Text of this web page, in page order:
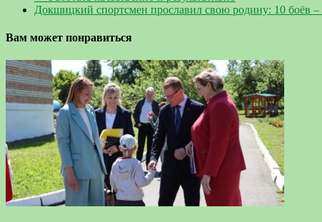
Докшицкий спортсмен прославил свою родину: 10 боёв –
Вам может понравиться